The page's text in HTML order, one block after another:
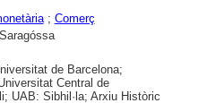
; Comerç
de Barcelona;
Central de
UAB: Sibhil·la; Arxiu Històric